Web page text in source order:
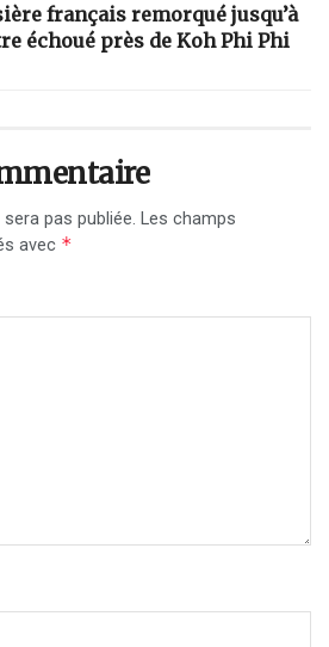
français remorqué jusqu’à
échoué près de Koh Phi Phi
pas publiée. Les champs
avec *